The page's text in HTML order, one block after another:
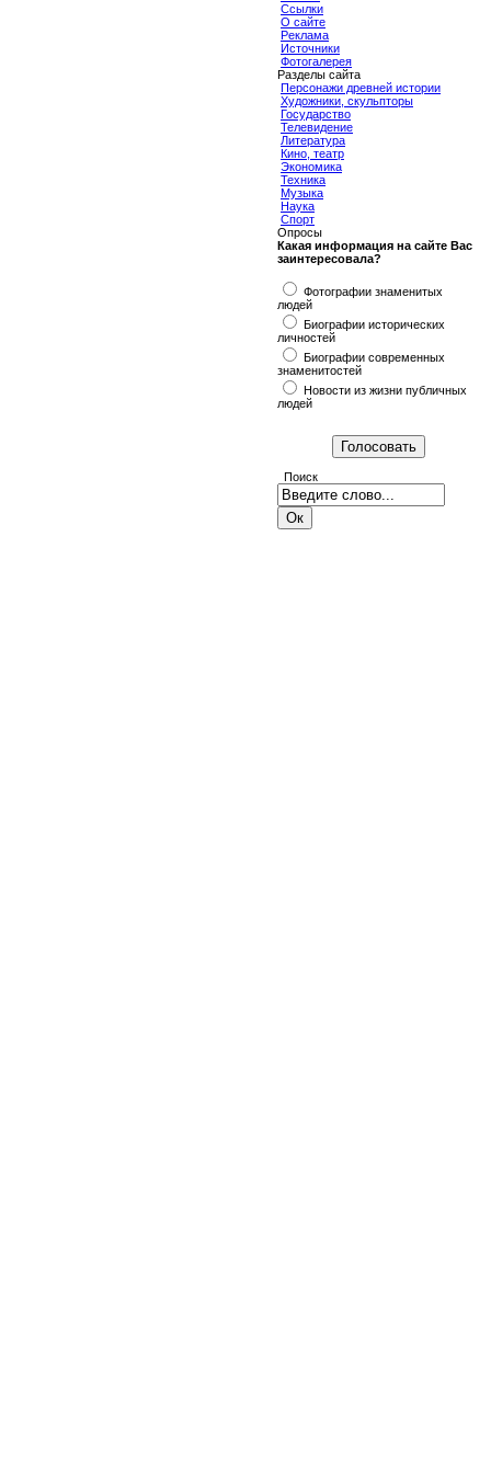
Ссылки
О сайте
Реклама
Источники
Фотогалерея
Разделы сайта
Персонажи древней истории
Художники, скульпторы
Государство
Телевидение
Литература
Кино, театр
Экономика
Техника
Музыка
Наука
Спорт
Опросы
Какая информация на сайте Вас
заинтересовала?
Фотографии знаменитых
людей
Биографии исторических
личностей
Биографии современных
знаменитостей
Новости из жизни публичных
людей
Поиск